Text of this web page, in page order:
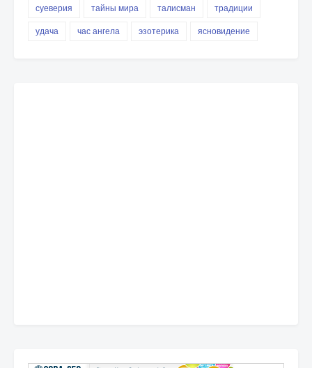
суеверия
тайны мира талисман
традиции
удача
час ангела эзотерика ясновидение